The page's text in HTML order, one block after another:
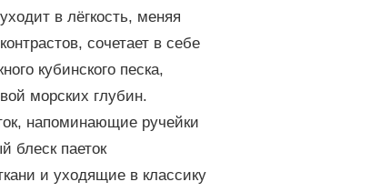
в лёгкость, меняя
сочетает в себе
кубинского песка,
морских глубин.
напоминающие ручейки
блеск паеток
и уходящие в классику